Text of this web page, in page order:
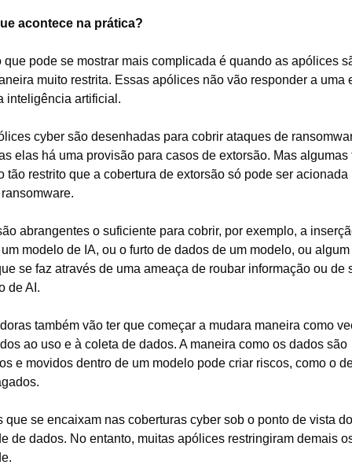
acontece na prática?
que pode se mostrar mais complicada é quando as apólices
muito restrita. Essas apólices não vão responder a uma
inteligência artificial.
cyber são desenhadas para cobrir ataques de
elas há uma provisão para casos de extorsão. Mas algumas
tão restrito que a cobertura de extorsão só pode ser acionada
abrangentes o suficiente para cobrir, por exemplo, a
modelo de IA, ou o furto de dados de um modelo, ou
se faz através de uma ameaça de roubar informação ou de
de AI.
também vão ter que começar a mudara maneira como
ao uso e à coleta de dados. A maneira como os dados são
e movidos dentro de um modelo pode criar riscos, como o
que se encaixam nas coberturas cyber sob o ponto de vista
de dados. No entanto, muitas apólices restringiram demais